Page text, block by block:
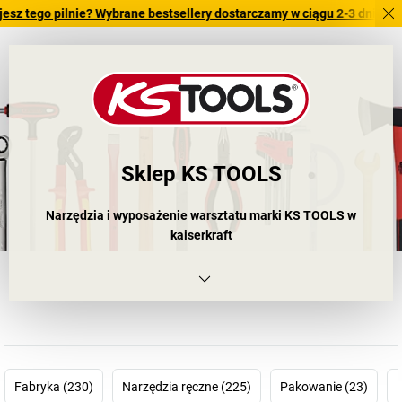
pilnie? Wybrane bestsellery dostarczamy w ciągu 2-3 dni
Sklep KS TOOLS
Narzędzia i wyposażenie warsztatu marki KS TOOLS w
kaiserkraft
Dla każdego, kto na co dzień potrzebuje różnorodnych narzędzi,
Nic zatem dziwnego, że produktów tych nie mogło zabraknąć w
Fabryka (230) Narzędzia ręczne (225) Pakowanie (23)